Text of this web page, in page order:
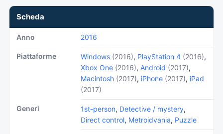
Scheda
Anno 2016
Piattaforme Windows (2016), PlayStation 4 (2016),
Xbox One (2016), Android (2017),
Macintosh (2017), iPhone (2017), iPad
(2017)
Generi 1st-person, Detective / mystery,
Direct control, Metroidvania, Puzzle